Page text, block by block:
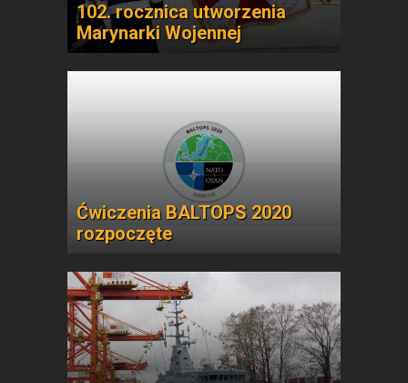
102. rocznica utworzenia
Marynarki Wojennej
Ćwiczenia BALTOPS 2020
rozpoczęte